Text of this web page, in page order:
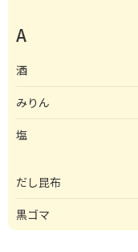
A
酒
みりん
塩
だし昆布
黒ゴマ